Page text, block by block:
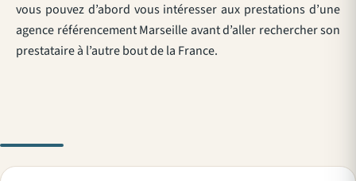
vous pouvez d’abord vous intéresser aux prestations d’une
agence référencement Marseille avant d’aller rechercher son
prestataire à l’autre bout de la France.